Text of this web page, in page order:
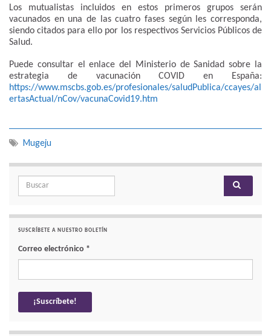
Los mutualistas incluidos en estos primeros grupos serán
vacunados en una de las cuatro fases según les corresponda,
siendo citados para ello por los respectivos Servicios Públicos de
Salud.
Puede consultar el enlace del Ministerio de Sanidad sobre la
estrategia de vacunación COVID en España:
https://www.mscbs.gob.es/profesionales/saludPublica/ccayes/al
ertasActual/nCov/vacunaCovid19.htm
Mugeju
Search for:
SUSCRÍBETE A NUESTRO BOLETÍN
Correo electrónico *